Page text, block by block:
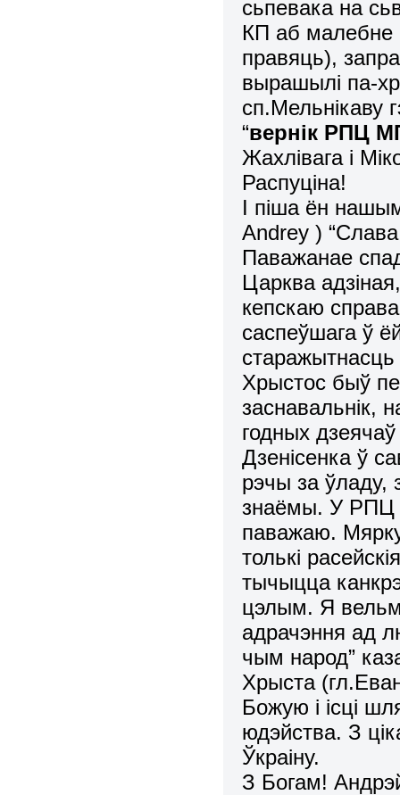
сьпевака на
КП аб малебне
правяць),
вырашылі па-
сп.Мельнікаву
“вернік РПЦ
Жахлівага і
Распуціна!
І піша ён
Andrey ) “C
Паважанае
Царква
кепскаю
саспеўшага ў
Хрыстос быў
заснавальнік,
годных
Дзенісенка ў
рэчы за ўладу,
знаёмы. У РПЦ
паважаю.
толькі
тычыцца
цэлым. Я
адрачэння ад
чым народ”
Хрыста
Божую і ісці
юдэйства. З
Ўкраіну.
З Богам!